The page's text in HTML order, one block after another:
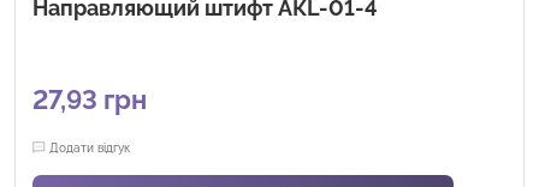
Направляющий штифт АКL-01-4
27,93 грн
Додати відгук